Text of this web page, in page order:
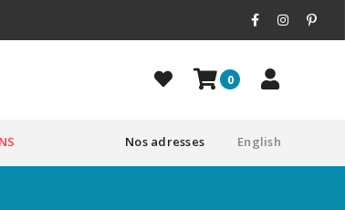
0
English
Nos adresses